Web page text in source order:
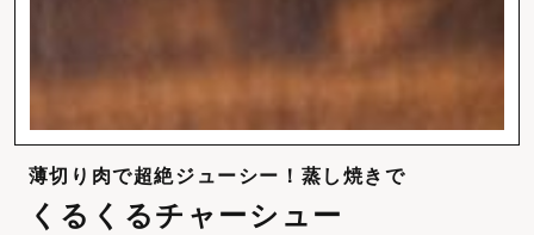
薄切り肉で超絶ジューシー！蒸し焼きで
くるくるチャーシュー